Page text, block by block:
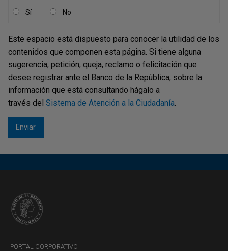
Sí No
Este espacio está dispuesto para conocer la utilidad de los
contenidos que componen esta página. Si tiene alguna
sugerencia, petición, queja, reclamo o felicitación que
desee registrar ante el Banco de la República, sobre la
información que está consultando hágalo a
través del Sistema de Atención a la Ciudadanía.
PORTAL CORPORATIVO